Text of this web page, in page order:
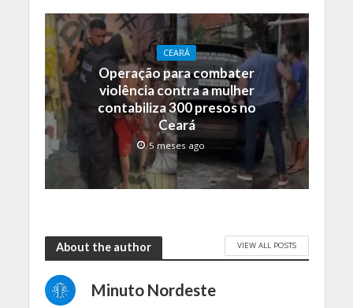
CEARÁ
Operação para combater
violência contra a mulher
contabiliza 300 presos no
Ceará
5 meses ago
About the author VIEW ALL POSTS
Minuto Nordeste